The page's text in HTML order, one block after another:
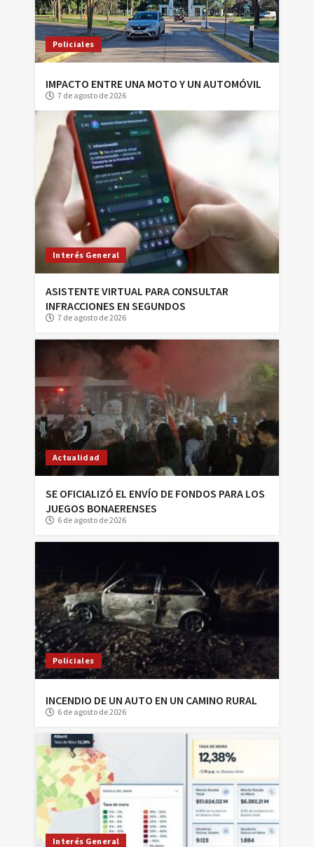
Policiales
IMPACTO ENTRE UNA MOTO Y UN AUTOMÓVIL
7 de agosto de 2026
Interés General
ASISTENTE VIRTUAL PARA CONSULTAR
INFRACCIONES EN SEGUNDOS
7 de agosto de 2026
Actualidad
SE OFICIALIZÓ EL ENVÍO DE FONDOS PARA LOS
JUEGOS BONAERENSES
6 de agosto de 2026
Policiales
INCENDIO DE UN AUTO EN UN CAMINO RURAL
6 de agosto de 2026
Interés General